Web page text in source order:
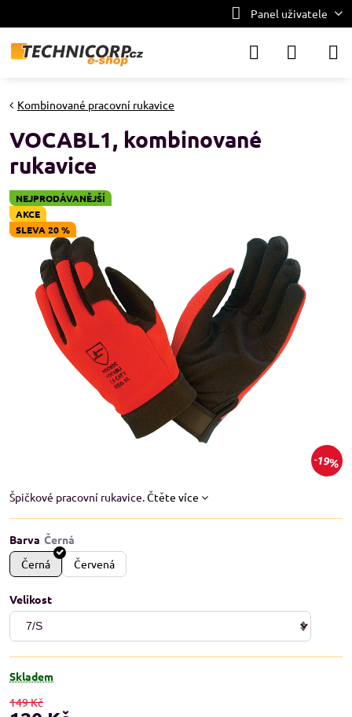
Panel uživatele
NEJPRODÁVANĚJŠÍ
AKCE
SLEVA 20 %
19%
Kombinované pracovní rukavice
VOCABL1, kombinované
rukavice
Špičkové pracovní rukavice.Čtěte více
Barva
Černá
Červená
Velikost
Skladem
149 Kč